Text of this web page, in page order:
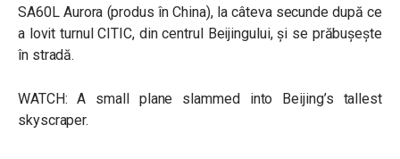
SA60L Aurora (produs în China), la câteva secunde după ce
a lovit turnul CITIC, din centrul Beijingului, și se prăbușește
în stradă.
WATCH: A small plane slammed into Beijing’s tallest
skyscraper.